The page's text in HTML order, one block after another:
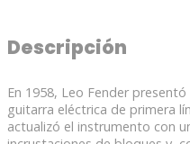
Descripción
En 1958, Leo Fender
guitarra eléctrica de primera
actualizó el instrumento con